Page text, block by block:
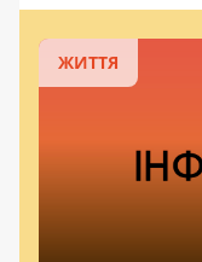
ЖИТТЯ